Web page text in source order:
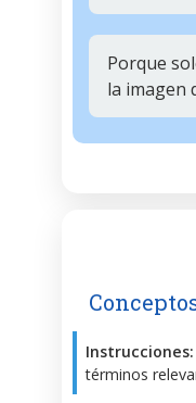
Porque
la imagen
Instrucciones:
términos